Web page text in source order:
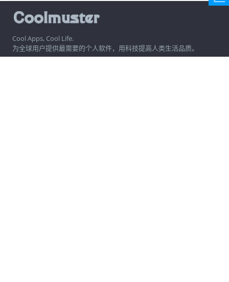
Cool Apps, Cool Life.
为全球用户提供最需要的个人软件，用科技提高人类生活品质。